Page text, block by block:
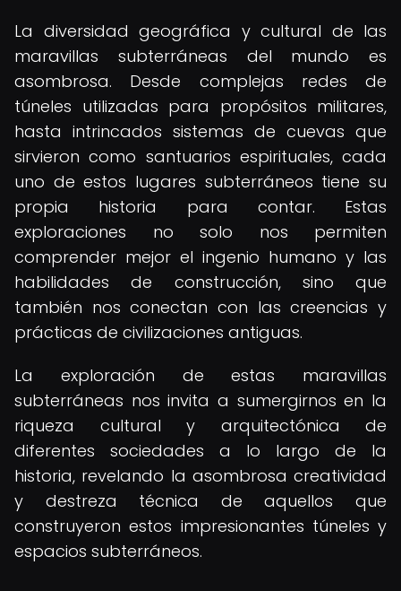
La diversidad geográfica y cultural de las
maravillas subterráneas del mundo es
asombrosa. Desde complejas redes de
túneles utilizadas para propósitos militares,
hasta intrincados sistemas de cuevas que
sirvieron como santuarios espirituales, cada
uno de estos lugares subterráneos tiene su
propia historia para contar. Estas
exploraciones no solo nos permiten
comprender mejor el ingenio humano y las
habilidades de construcción, sino que
también nos conectan con las creencias y
prácticas de civilizaciones antiguas.
La exploración de estas maravillas
subterráneas nos invita a sumergirnos en la
riqueza cultural y arquitectónica de
diferentes sociedades a lo largo de la
historia, revelando la asombrosa creatividad
y destreza técnica de aquellos que
construyeron estos impresionantes túneles y
espacios subterráneos.